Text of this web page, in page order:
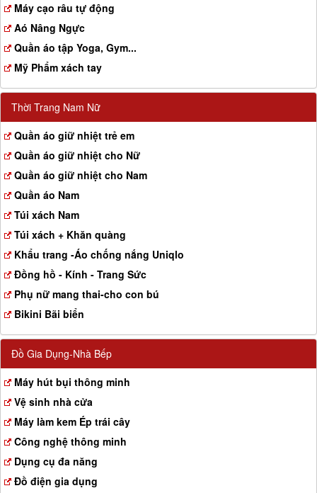
Máy cạo râu tự động
Aó Nâng Ngực
Quần áo tập Yoga, Gym...
Mỹ Phẩm xách tay
Thời Trang Nam Nữ
Quần áo giữ nhiệt trẻ em
Quần áo giữ nhiệt cho Nữ
Quần áo giữ nhiệt cho Nam
Quần áo Nam
Túi xách Nam
Túi xách + Khăn quàng
Khẩu trang -Áo chống nắng Uniqlo
Đồng hồ - Kính - Trang Sức
Phụ nữ mang thai-cho con bú
Bikini Bãi biển
Đồ Gia Dụng-Nhà Bếp
Máy hút bụi thông minh
Vệ sinh nhà cửa
Máy làm kem Ép trái cây
Công nghệ thông minh
Dụng cụ đa năng
Đồ điện gia dụng